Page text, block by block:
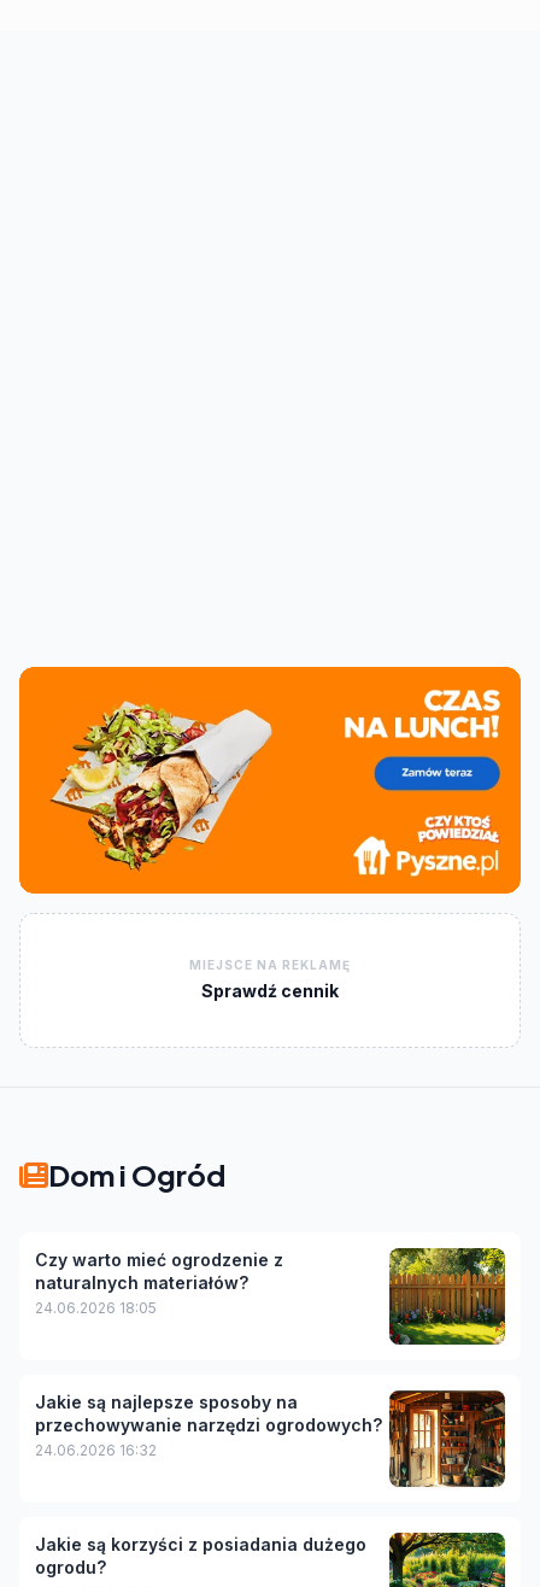
MIEJSCE NA REKLAMĘ
Sprawdź cennik
Dom i Ogród
Czy warto mieć ogrodzenie z
naturalnych materiałów?
24.06.2026 18:05
Jakie są najlepsze sposoby na
przechowywanie narzędzi ogrodowych?
24.06.2026 16:32
Jakie są korzyści z posiadania dużego
ogrodu?